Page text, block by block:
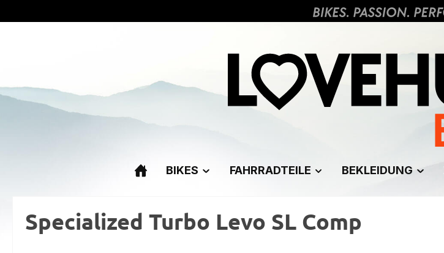
BIKES FAHRRADTEILE BEKLEIDUNG
Specialized Turbo Levo SL Comp